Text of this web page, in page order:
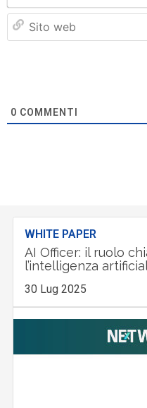
0 COMMENTI
WHITE PAPER
AI Officer: il ruolo
l’intelligenza
30 Lug 2025